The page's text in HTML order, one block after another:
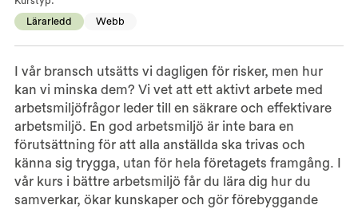
Lärarledd Webb
I vår bransch utsätts vi dagligen för risker, men hur
kan vi minska dem? Vi vet att ett aktivt arbete med
arbetsmiljöfrågor leder till en säkrare och effektivare
arbetsmiljö. En god arbetsmiljö är inte bara en
förutsättning för att alla anställda ska trivas och
känna sig trygga, utan för hela företagets framgång. I
vår kurs i bättre arbetsmiljö får du lära dig hur du
samverkar, ökar kunskaper och gör förebyggande